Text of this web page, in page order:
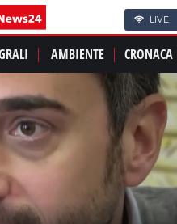
LIVE
AMBIENTE CRONACA